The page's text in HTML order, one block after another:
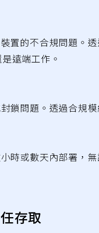
置的不合規問題。
遠端工作。
鎖問題。透過合規
時或數天內部署，
存取